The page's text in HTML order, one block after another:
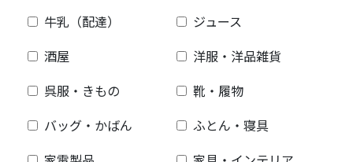
牛乳（配達）
ジュース
酒屋
洋服・洋品雑貨
呉服・きもの
靴・履物
バッグ・かばん
ふとん・寝具